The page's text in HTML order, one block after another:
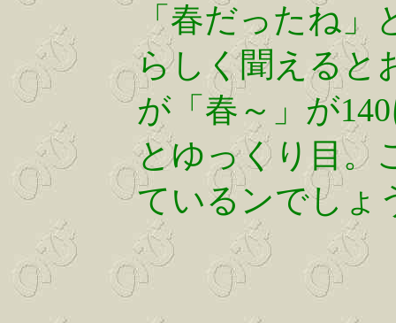
「春だったね
らしく聞えると
が「春～」が
とゆっくり目。
ているンでしょ